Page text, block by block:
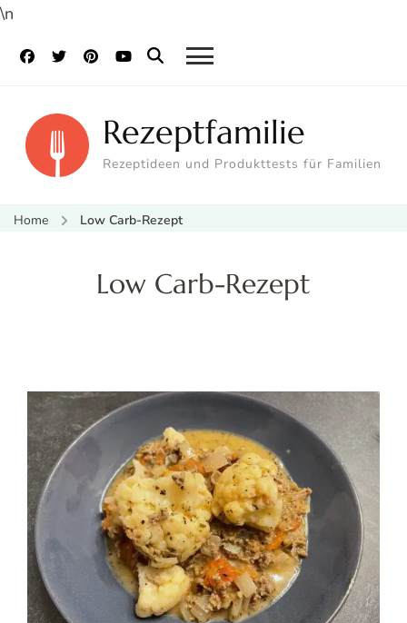
\n
Rezeptfamilie
Rezeptideen und Produkttests für Familien
Home Low Carb-Rezept
Low Carb-Rezept